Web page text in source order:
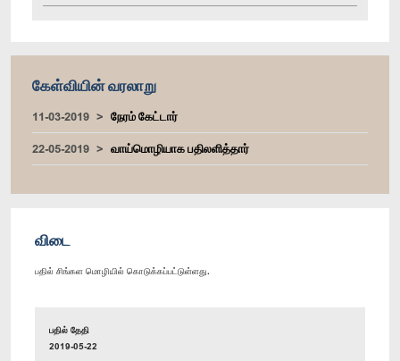
கேள்வியின் வரலாறு
11-03-2019
நேரம் கேட்டார்
22-05-2019
வாய்மொழியாக பதிலளித்தார்
விடை
பதில் சிங்கள மொழியில் கொடுக்கப்பட்டுள்ளது.
பதில் தேதி
2019-05-22